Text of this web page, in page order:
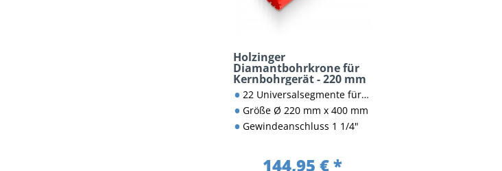
Holzinger
Diamantbohrkrone für
Kernbohrgerät - 220 mm
22 Universalsegmente für Mauerwerk, Naturstein und Beton
Größe Ø 220 mm x 400 mm
Gewindeanschluss 1 1/4"
144,95 € *